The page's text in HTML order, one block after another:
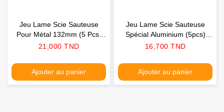
Jeu Lame Scie Sauteuse
Pour Métal 132mm (5 Pcs)
BOSCH
Prix
21,000 TND
Ajouter au panier
Jeu Lame Scie Sauteuse
Spécial Aluminium (5pcs)
BOSCH
Prix
16,700 TND
Ajouter au panier